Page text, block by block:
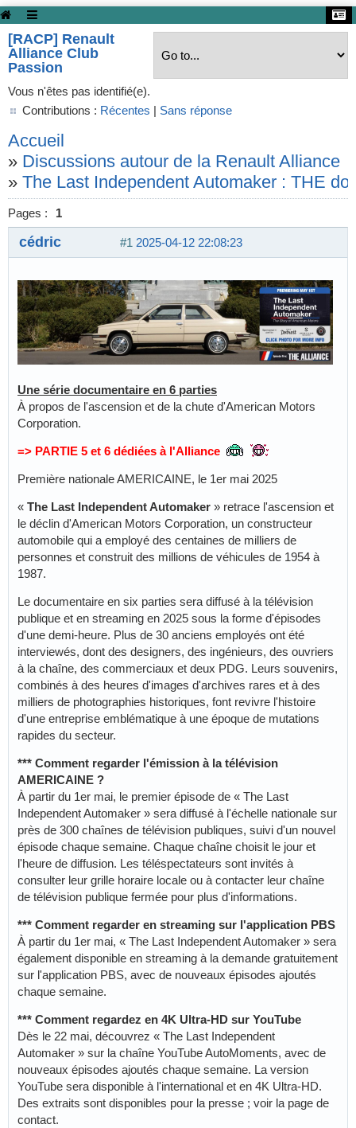
[RACP] Renault
Alliance Club
Passion
Vous n'êtes pas identifié(e).
Contributions : Récentes | Sans réponse
Accueil
» Discussions autour de la Renault Alliance
» The Last Independent Automaker : THE
Pages : 1
#1 2025-04-12 22:08:23
cédric
Une série documentaire en 6 parties
À propos de l'ascension et de la chute d'American Motors
Corporation.
=> PARTIE 5 et 6 dédiées à l'Alliance
Première nationale AMERICAINE, le 1er mai 2025
« The Last Independent Automaker » retrace l'ascension et
le déclin d'American Motors Corporation, un constructeur
automobile qui a employé des centaines de milliers de
personnes et construit des millions de véhicules de 1954 à
1987.
Le documentaire en six parties sera diffusé à la télévision
publique et en streaming en 2025 sous la forme d'épisodes
d'une demi-heure. Plus de 30 anciens employés ont été
interviewés, dont des designers, des ingénieurs, des ouvriers
à la chaîne, des commerciaux et deux PDG. Leurs souvenirs,
combinés à des heures d'images d'archives rares et à des
milliers de photographies historiques, font revivre l'histoire
d'une entreprise emblématique à une époque de mutations
rapides du secteur.
*** Comment regarder l'émission à la télévision
AMERICAINE ?
À partir du 1er mai, le premier épisode de « The Last
Independent Automaker » sera diffusé à l'échelle nationale sur
près de 300 chaînes de télévision publiques, suivi d'un nouvel
épisode chaque semaine. Chaque chaîne choisit le jour et
l'heure de diffusion. Les téléspectateurs sont invités à
consulter leur grille horaire locale ou à contacter leur chaîne
de télévision publique fermée pour plus d'informations.
*** Comment regarder en streaming sur l'application PBS
À partir du 1er mai, « The Last Independent Automaker » sera
également disponible en streaming à la demande gratuitement
sur l'application PBS, avec de nouveaux épisodes ajoutés
chaque semaine.
*** Comment regardez en 4K Ultra-HD sur YouTube
Dès le 22 mai, découvrez « The Last Independent
Automaker » sur la chaîne YouTube AutoMoments, avec de
nouveaux épisodes ajoutés chaque semaine. La version
YouTube sera disponible à l'international et en 4K Ultra-HD.
Des extraits sont disponibles pour la presse ; voir la page de
contact.